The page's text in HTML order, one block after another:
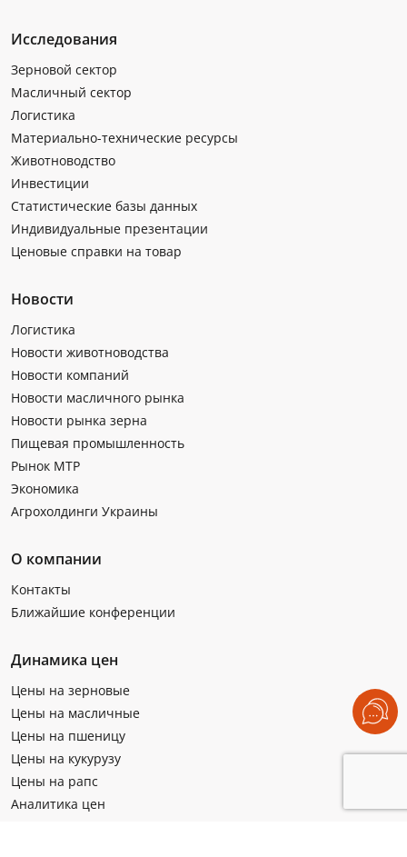
Исследования
Зерновой сектор
Масличный сектор
Логистика
Материально-технические ресурсы
Животноводство
Инвестиции
Статистические базы данных
Индивидуальные презентации
Ценовые справки на товар
Новости
Логистика
Новости животноводства
Новости компаний
Новости масличного рынка
Новости рынка зерна
Пищевая промышленность
Рынок МТР
Экономика
Агрохолдинги Украины
О компании
Контакты
Ближайшие конференции
Динамика цен
Цены на зерновые
Цены на масличные
Цены на пшеницу
Цены на кукурузу
Цены на рапс
Аналитика цен